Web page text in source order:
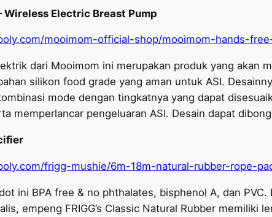
Wireless Electric Breast Pump
mooimom-official-shop/mooimom-hands-
dari Mooimom ini merupakan produk yang akan
silikon food grade yang aman untuk ASI.
mode dengan tingkatnya yang dapat
memperlancar pengeluaran ASI. Desain dapat
frigg-mushie/6m-18m-natural-rubber-rope-
ini BPA free & no phthalates, bisphenol A, dan
empeng FRIGG’s Classic Natural Rubber